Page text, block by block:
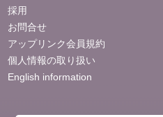
採用
お問合せ
アップリンク会員規約
個人情報の取り扱い
English information